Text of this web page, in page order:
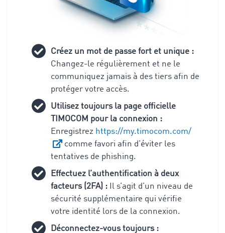
Créez un mot de passe fort et unique :
Changez-le régulièrement et ne le
communiquez jamais à des tiers afin de
protéger votre accès.
Utilisez toujours la page officielle
TIMOCOM pour la connexion :
Enregistrez https://my.timocom.com/
comme favori afin d’éviter les
tentatives de phishing.
Effectuez l’authentification à deux
facteurs (2FA) : Il s’agit d’un niveau de
sécurité supplémentaire qui vérifie
votre identité lors de la connexion.
Déconnectez-vous toujours :